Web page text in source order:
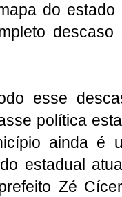
do
esse
política
ainda é
estadual
Zé